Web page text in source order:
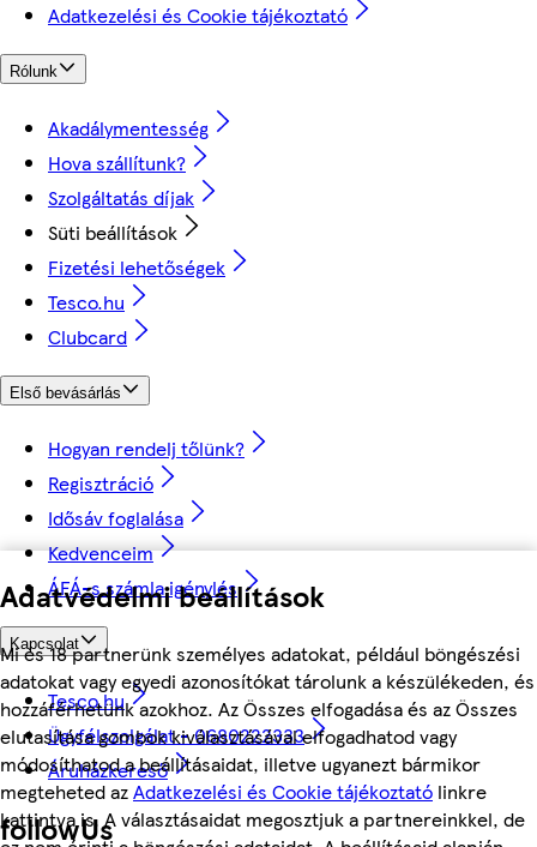
Adatvédelmi beállítások
Mi és 18 partnerünk személyes adatokat, például böngészési
adatokat vagy egyedi azonosítókat tárolunk a készülékeden, és
hozzáférhetünk azokhoz. Az Összes elfogadása és az Összes
elutasítása gombok kiválasztásával elfogadhatod vagy
módosíthatod a beállításaidat, illetve ugyanezt bármikor
megteheted azAdatkezelési és Cookie tájékoztató linkre
kattintva is. A választásaidat megosztjuk a partnereinkkel, de
Adatkezelési és Cookie tájékoztató
Rólunk
Akadálymentesség
Hova szállítunk?
Szolgáltatás díjak
Süti beállítások
Fizetési lehetőségek
Tesco.hu
Clubcard
Első bevásárlás
Hogyan rendelj tőlünk?
Regisztráció
Idősáv foglalása
Kedvenceim
ÁFÁ-s számla igénylés
Kapcsolat
Tesco.hu
Ügyfélszolgálat - 0680222333
Áruházkereső
followUs